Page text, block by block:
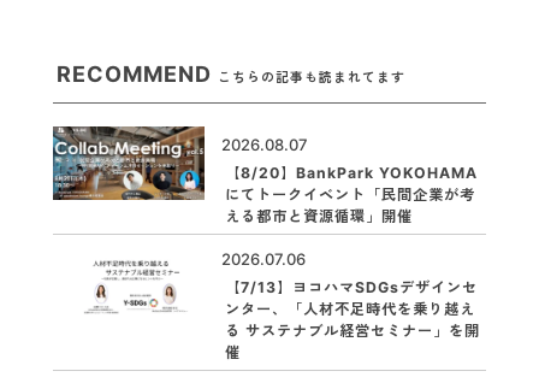
RECOMMEND こちらの記事も読まれてます
2026.08.07
【8/20】BankPark YOKOHAMA
にてトークイベント「民間企業が考
える都市と資源循環」開催
2026.07.06
【7/13】ヨコハマSDGsデザインセ
ンター、「人材不足時代を乗り越え
る サステナブル経営セミナー」を開
催